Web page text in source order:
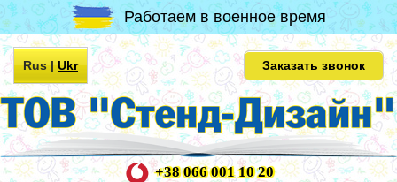
Работаем в военное время
Rus|Ukr Заказать звонок
+38 066 001 10 20